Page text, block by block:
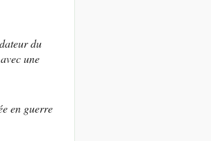
du
une
en guerre